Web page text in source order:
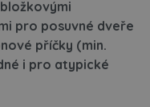
pro posuvné dveře
příčky (min.
i pro atypické